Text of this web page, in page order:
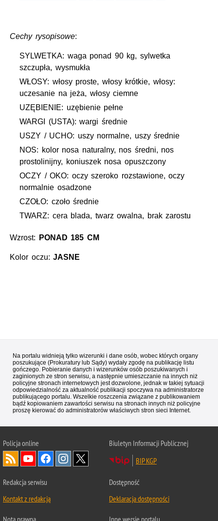
Cechy rysopisowe:
SYLWETKA: waga ponad 90 kg, sylwetka
szczupła, wysmukła
WŁOSY: włosy proste, włosy krótkie, włosy:
uczesanie na jeża, włosy ciemne
UZĘBIENIE: uzębienie pełne
WARGI (USTA): wargi średnie
USZY / UCHO: uszy normalne, uszy średnie
NOS: kolor nosa naturalny, nos średni, nos
prostolinijny, koniuszek nosa opuszczony
OCZY / OKO: oczy szeroko rozstawione, oczy
normalnie osadzone
CZOŁO: czoło średnie
TWARZ: cera blada, twarz owalna, brak zarostu
Wzrost: PONAD 185 CM
Kolor oczu:JASNE
Na portalu widnieją tylko wizerunki i dane osób, wobec których organy
poszukujące (Prokuratury lub Sądy) wydały zgodę na publikację listu
gończego. Pobieranie danych i wizerunków osób poszukiwanych i
zaginionych ze stron serwisu, a następnie umieszczanie na innych niż
policyjne stronach internetowych jest dozwolone, jednak w takiej sytuacji
odpowiedzialność za aktualność publikacji spoczywa na administratorze
publikującego portalu. Wszelkie roszczenia związane z publikowaniem
bądź kopiowaniem zawartości serwisu na stronach innych niż policyjne
proszę kierować do administratorów właściwych stron sieci Internet.
Policjaonline
Biuletyn Informacji Publicznej
BIP KGP
Redakcja serwisu
Kontakt z redakcją
Dostępność
Deklaracja dostępności